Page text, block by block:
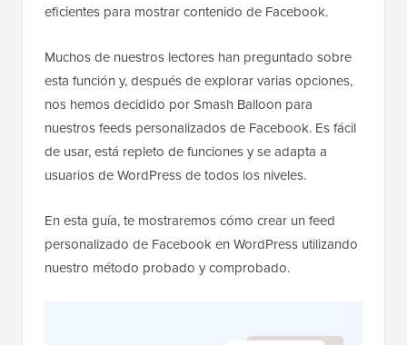
eficientes para mostrar contenido de Facebook.
Muchos de nuestros lectores han preguntado sobre
esta función y, después de explorar varias opciones,
nos hemos decidido por Smash Balloon para
nuestros feeds personalizados de Facebook. Es fácil
de usar, está repleto de funciones y se adapta a
usuarios de WordPress de todos los niveles.
En esta guía, te mostraremos cómo crear un feed
personalizado de Facebook en WordPress utilizando
nuestro método probado y comprobado.